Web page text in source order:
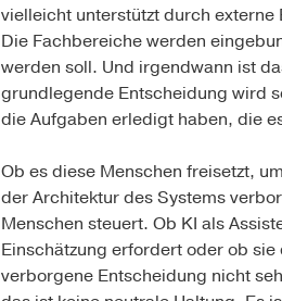
vielleicht unterstützt durch
Die Fachbereiche werden
werden soll. Und irgendwann ist
grundlegende Entscheidung wird
die Aufgaben erledigt haben, die
Ob es diese Menschen freisetzt,
der Architektur des Systems
Menschen steuert. Ob KI als
Einschätzung erfordert oder ob
verborgene Entscheidung nicht